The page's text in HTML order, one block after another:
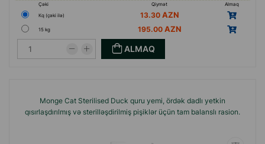
Çəki Qiymət
Almaq
Кq (çəki ilə)
13.30
15 kg 195.00
ALMAQ
Monge Cat Sterilised Duck quru yemi, ördək dadlı yetkin
qısırlaşdırılmış və sterilləşdirilmiş pişiklər üçün tam balanslı rasion.